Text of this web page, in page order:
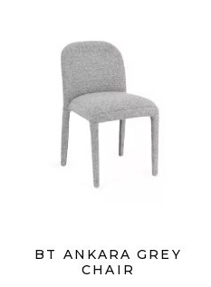
BT ANKARA GREY
CHAIR